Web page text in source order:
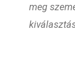
meg